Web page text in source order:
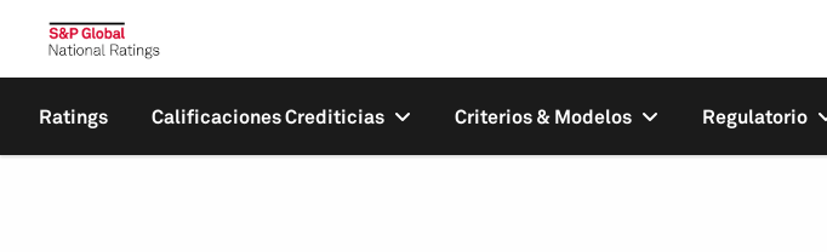
Ratings Calificaciones Crediticias Criterios & Modelos Regulatorio